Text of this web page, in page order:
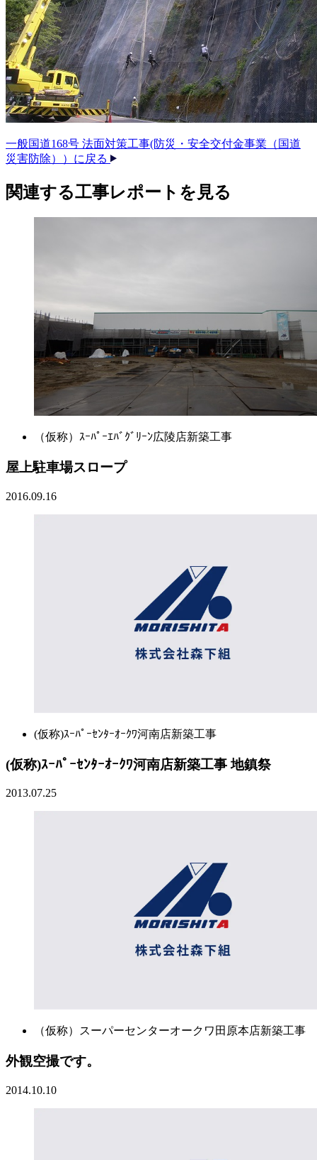
一般国道168号 法面対策工事(防災・安全交付金事業（国道
災害防除））に戻る
関連する​工事レポートを​見る​
（仮称）ｽｰﾊﾟｰｴﾊﾞｸﾞﾘｰﾝ広陵店新築工事
屋上駐車場スロープ
2016.09.16
(仮称)ｽｰﾊﾟｰｾﾝﾀｰｵｰｸﾜ河南店新築工事
(仮称)ｽｰﾊﾟｰｾﾝﾀｰｵｰｸﾜ河南店新築工事 地鎮祭
2013.07.25
（仮称）スーパーセンターオークワ田原本店新築工事
外観空撮です。
2014.10.10